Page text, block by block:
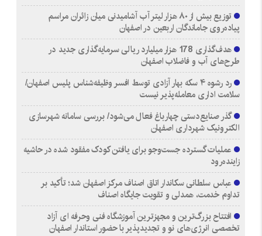
توزیع بیش از ۸۰ هزار لیتر آب آشامیدنی میان زائران مراسم
پیاده‌روی جاماندگان اربعین در اصفهان
هدف‌گذاری 178 هزار میلیارد ریالی سرمایه‌گذاری جدید در
طرح‌های آب و فاضلاب اصفهان
رد رشوه ۴ سکه بهار آزادی توسط افسر وظیفه‌شناس پلیس اصفهان/
سلامت اداری معامله‌پذیر نیست
گذر صنایع‌دستی چهارباغ فعال می‌شود/ بررسی سامانه شهرسازی
الکترونیک شهرداری اصفهان
عملیات گسترده جست‌وجو برای یافتن کودک مفقود شده در حاشیه
زاینده‌رود
عباس سلطانی سکاندار اتاق اصناف مرکز اصفهان شد؛ تأکید بر
تداوم خدمت، همدلی و تقویت جایگاه اصناف
افتتاح بزرگ‌ترین و مجهزترین آموزشگاه فنی وحرفه ای آزاد
تخصصی انرژی‌های نو و تجدیدپذیر با حضور استاندار اصفهان